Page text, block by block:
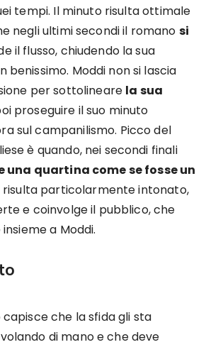
tempi. Il minuto risulta ottimale
negli ultimi secondi il romano si
il flusso, chiudendo la sua
benissimo. Moddi non si lascia
per sottolineare la sua
proseguire il suo minuto
sul campanilismo. Picco del
è quando, nei secondi finali
una quartina come se fosse un
risulta particolarmente intonato,
e coinvolge il pubblico, che
a Moddi.
capisce che la sfida gli sta
di mano e che deve